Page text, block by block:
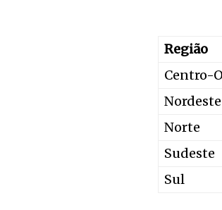
Região
Centro-
Nordeste
Norte
Sudeste
Sul